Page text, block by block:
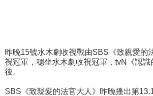
昨晚15號水木劇收視戰由SBS《致親愛的
視冠軍，穩坐水木劇收視冠軍，tvN《認識
後。
SBS《致親愛的法官大人》昨晚播出第